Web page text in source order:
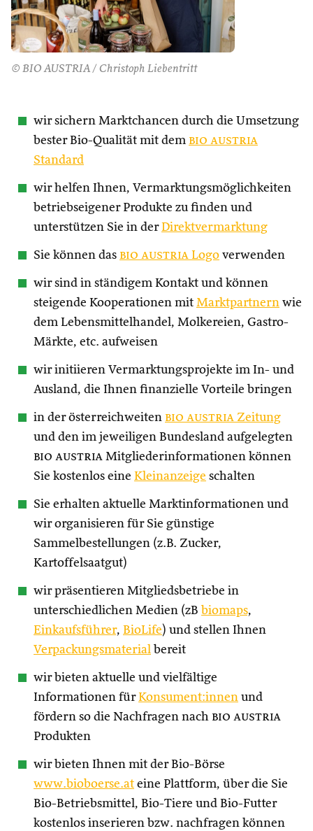
© BIO AUSTRIA / Christoph Liebentritt
wir sichern Marktchancen durch die Umsetzung
bester Bio-Qualität mit dem bio austria
Standard
wir helfen Ihnen, Vermarktungsmöglichkeiten
betriebseigener Produkte zu finden und
unterstützen Sie in derDirektvermarktung
Sie können das bio austria Logo verwenden
wir sind in ständigem Kontakt und können
steigende Kooperationen mit Marktpartnern wie
dem Lebensmittelhandel, Molkereien, Gastro-
Märkte, etc. aufweisen
wir initiieren Vermarktungsprojekte im In- und
Ausland, die Ihnen finanzielle Vorteile bringen
in der österreichweiten bio austria Zeitung
und den im jeweiligen Bundesland aufgelegten
bio austria Mitgliederinformationen können
Sie kostenlos eine Kleinanzeige schalten
Sie erhalten aktuelle Marktinformationen und
wir organisieren für Sie günstige
Sammelbestellungen (z.B. Zucker,
Kartoffelsaatgut)
wir präsentieren Mitgliedsbetriebe in
unterschiedlichen Medien (zB biomaps,
Einkaufsführer, BioLife) und stellen Ihnen
Verpackungsmaterial bereit
wir bieten aktuelle und vielfältige
Informationen fürKonsument:innen und
fördern so die Nachfragen nach bio austria
Produkten
wir bieten Ihnen mit der Bio-Börse
www.bioboerse.at eine Plattform, über die Sie
Bio-Betriebsmittel, Bio-Tiere und Bio-Futter
kostenlos inserieren bzw. nachfragen können